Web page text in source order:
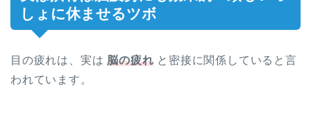
しょに休ませるツボ
目の疲れは、実は脳の疲れ と密接に関係していると言
われています。